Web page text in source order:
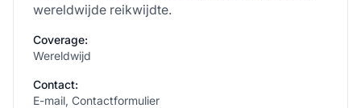
wereldwijde reikwijdte.
Coverage:
Wereldwijd
Contact:
E-mail, Contactformulier